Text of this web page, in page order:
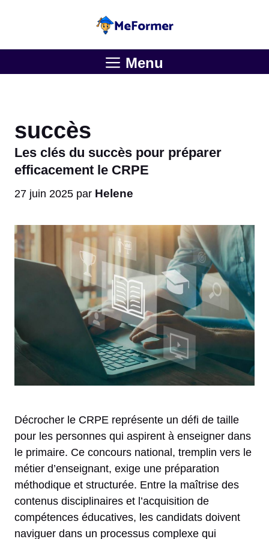
Menu
succès
Les clés du succès pour préparer
efficacement le CRPE
27 juin 2025 par Helene
Décrocher le CRPE représente un défi de taille
pour les personnes qui aspirent à enseigner dans
le primaire. Ce concours national, tremplin vers le
métier d’enseignant, exige une préparation
méthodique et structurée. Entre la maîtrise des
contenus disciplinaires et l’acquisition de
compétences éducatives, les candidats doivent
naviguer dans un processus complexe qui